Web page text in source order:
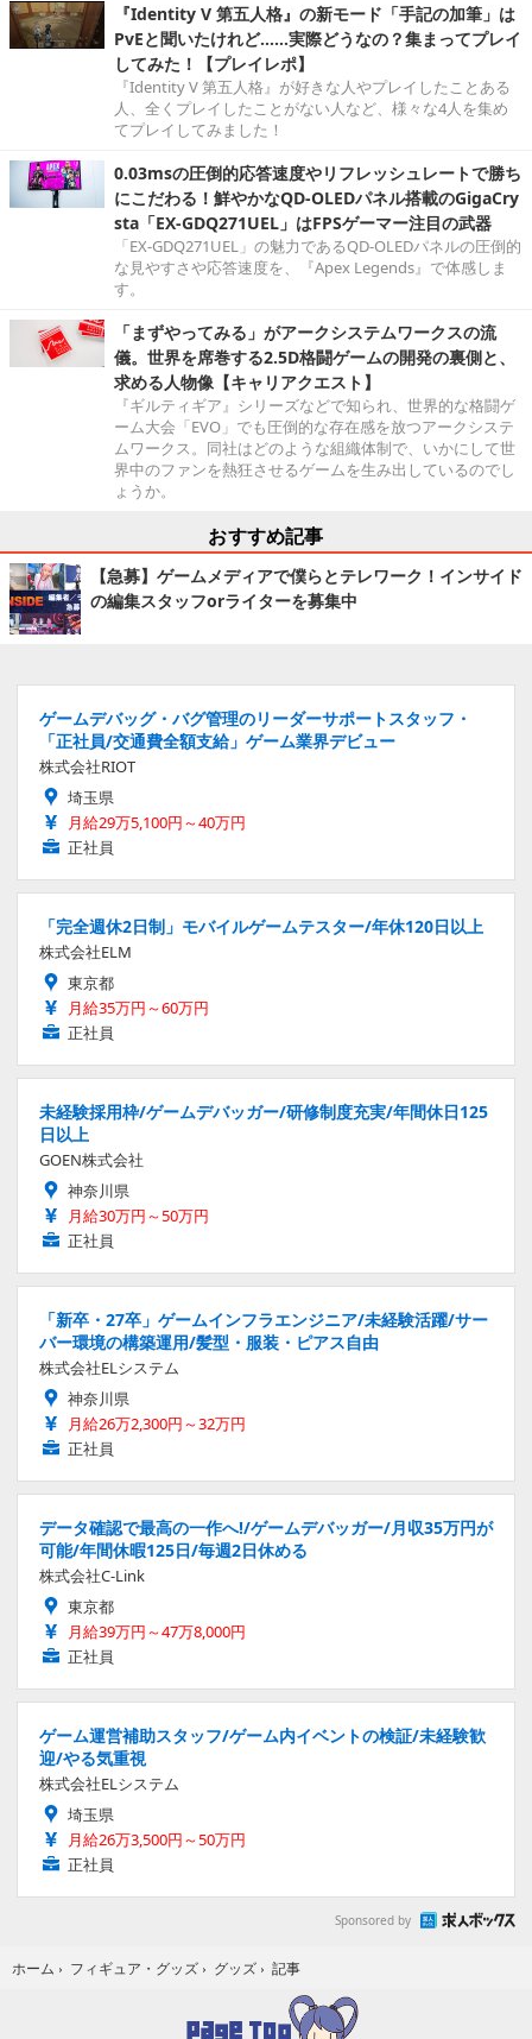
『Identity V 第五人格』の新モード「手記の加筆」は
PvEと聞いたけれど……実際どうなの？集まってプレイ
してみた！【プレイレポ】
『Identity V 第五人格』が好きな人やプレイしたことある
人、全くプレイしたことがない人など、様々な4人を集め
てプレイしてみました！
0.03msの圧倒的応答速度やリフレッシュレートで勝ち
にこだわる！鮮やかなQD-OLEDパネル搭載のGigaCry
sta「EX-GDQ271UEL」はFPSゲーマー注目の武器
「EX-GDQ271UEL」の魅力であるQD-OLEDパネルの圧倒的
な見やすさや応答速度を、『Apex Legends』で体感しま
す。
「まずやってみる」がアークシステムワークスの流
儀。世界を席巻する2.5D格闘ゲームの開発の裏側と、
求める人物像【キャリアクエスト】
『ギルティギア』シリーズなどで知られ、世界的な格闘ゲ
ーム大会「EVO」でも圧倒的な存在感を放つアークシステ
ムワークス。同社はどのような組織体制で、いかにして世
界中のファンを熱狂させるゲームを生み出しているのでし
ょうか。
おすすめ記事
【急募】ゲームメディアで僕らとテレワーク！インサイド
の編集スタッフorライターを募集中
ゲームデバッグ・バグ管理のリーダーサポートスタッフ・
「正社員/交通費全額支給」ゲーム業界デビュー
株式会社RIOT
埼玉県
月給29万5,100円～40万円
正社員
「完全週休2日制」モバイルゲームテスター/年休120日以上
株式会社ELM
東京都
月給35万円～60万円
正社員
未経験採用枠/ゲームデバッガー/研修制度充実/年間休日125
日以上
GOEN株式会社
神奈川県
月給30万円～50万円
正社員
「新卒・27卒」ゲームインフラエンジニア/未経験活躍/サー
バー環境の構築運用/髪型・服装・ピアス自由
株式会社ELシステム
神奈川県
月給26万2,300円～32万円
正社員
データ確認で最高の一作へ!/ゲームデバッガー/月収35万円が
可能/年間休暇125日/毎週2日休める
株式会社C-Link
東京都
月給39万円～47万8,000円
正社員
ゲーム運営補助スタッフ/ゲーム内イベントの検証/未経験歓
迎/やる気重視
株式会社ELシステム
埼玉県
月給26万3,500円～50万円
正社員
Sponsored by
ホーム › フィギュア・グッズ › グッズ › 記事